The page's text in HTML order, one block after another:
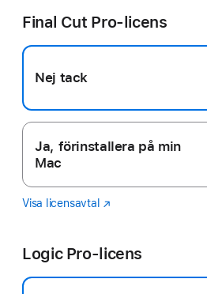
Final Cut Pro-licens
Nej tack
Ja, förinstallera på min
Mac
Visa licensavtal
Final
(Öppnas
nytt
Logic Pro-licens